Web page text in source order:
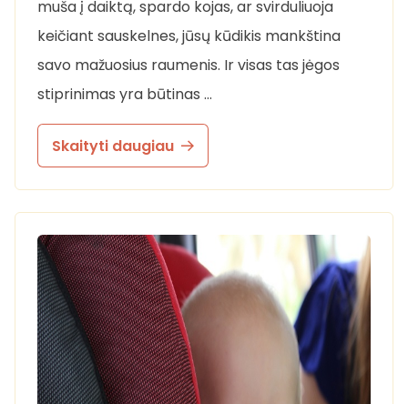
muša į daiktą, spardo kojas, ar svirduliuoja
keičiant sauskelnes, jūsų kūdikis mankština
savo mažuosius raumenis. Ir visas tas jėgos
stiprinimas yra būtinas …
Skaityti daugiau